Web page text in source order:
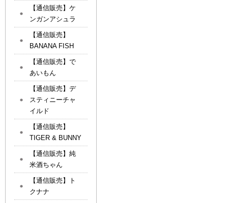
【通信販売】ケ
ンガンアシュラ
【通信販売】
BANANA FISH
【通信販売】で
あいもん
【通信販売】デ
スティニーチャ
イルド
【通信販売】
TIGER & BUNNY
【通信販売】純
米酒ちゃん
【通信販売】ト
クナナ